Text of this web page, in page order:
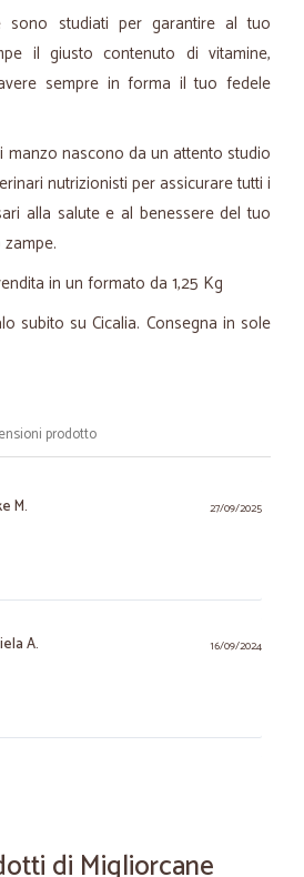
sono studiati per garantire al tuo
il giusto contenuto di vitamine,
sempre in forma il tuo fedele
manzo nascono da un attento studio
nutrizionisti per assicurare tutti i
alla salute e al benessere del tuo
in un formato da 1,25 Kg
subito su Cicalia. Consegna in sole
prodotto
27/09/2025
M.
16/09/2024
A.
e molto accurata,consiglio vivamente
di Migliorcane